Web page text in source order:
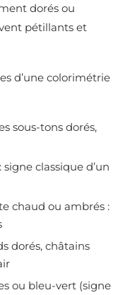
dorés ou
pétillants et
d’une colorimétrie
sous-tons dorés,
classique d’un
chaud ou ambrés :
dorés, châtains
ou bleu-vert (signe